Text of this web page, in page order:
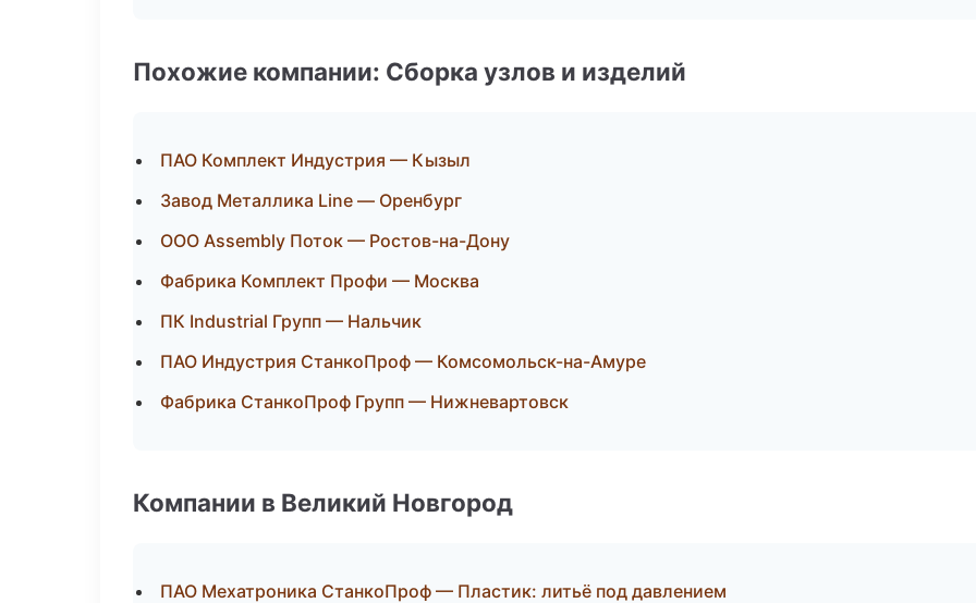
Похожие компании: Сборка узлов и изделий
ПАО Комплект Индустрия — Кызыл
Завод Металлика Line — Оренбург
ООО Assembly Поток — Ростов-на-Дону
Фабрика Комплект Профи — Москва
ПК Industrial Групп — Нальчик
ПАО Индустрия СтанкоПроф — Комсомольск-на-Амуре
Фабрика СтанкоПроф Групп — Нижневартовск
Компании в Великий Новгород
ПАО Мехатроника СтанкоПроф — Пластик: литьё под давлением